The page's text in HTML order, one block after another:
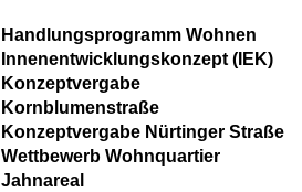
Handlungsprogramm Wohnen
Innenentwicklungskonzept (IEK)
Konzeptvergabe
Kornblumenstraße
Konzeptvergabe Nürtinger Straße
Wettbewerb Wohnquartier
Jahnareal